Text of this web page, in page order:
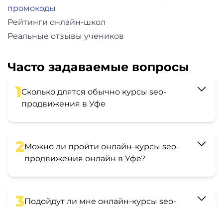
промокоды
Рейтинги онлайн-школ
Реальные отзывы учеников
Часто задаваемые вопросы
1Сколько длятся обычно курсы seo-
продвижения в Уфе
2Можно ли пройти онлайн-курсы seo-
продвижения онлайн в Уфе?
3Подойдут ли мне онлайн-курсы seo-